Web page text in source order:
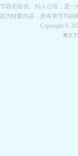
绝对交易 全职武神 位面复
节跌宕起伏、扣人心弦，是
为转载作品，所有章节均
Copyright ©
粤